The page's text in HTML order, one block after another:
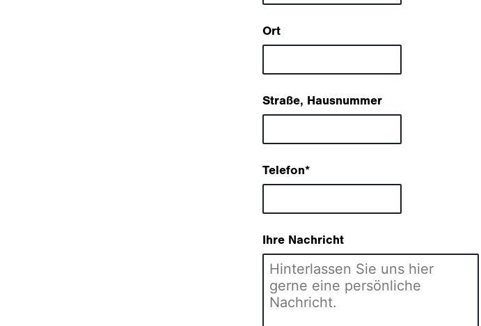
Ort
Straße, Hausnummer
Telefon*
Ihre Nachricht